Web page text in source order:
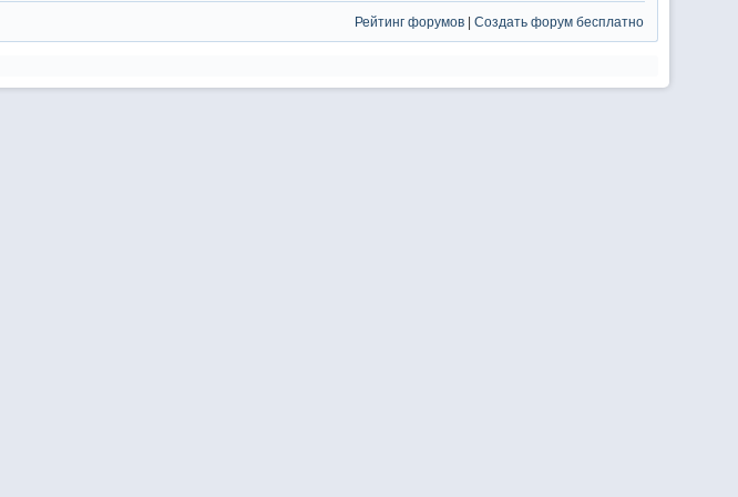
Рейтинг форумов |Создать форум бесплатно